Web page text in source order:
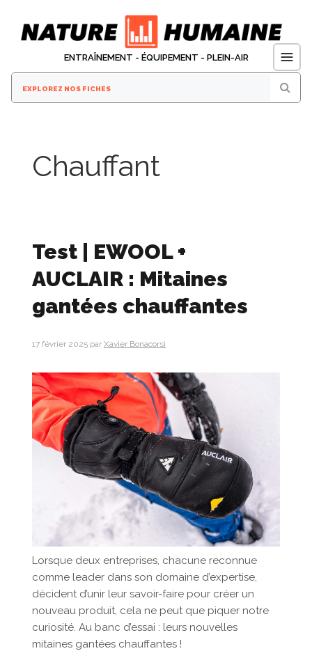
contenu
ENTRAÎNEMENT - ÉQUIPEMENT - PLEIN-AIR
Chauffant
Test | EWOOL +
AUCLAIR : Mitaines
gantées chauffantes
17 février 2025 par Xavier Bonacorsi
Lorsque deux entreprises, chacune reconnue
comme leader dans son domaine d’expertise,
décident d’unir leur savoir-faire pour créer un
nouveau produit, cela ne peut que piquer notre
curiosité. Au banc d’essai : leurs nouvelles
mitaines gantées chauffantes !